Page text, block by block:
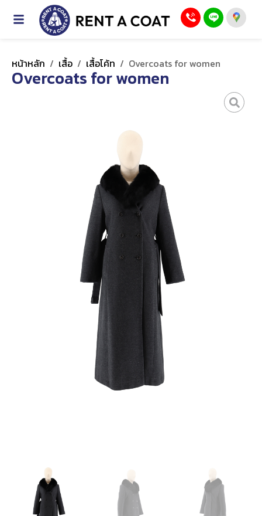
หน้าหลัก / เสื้อ / เสื้อโค้ท / Overcoats for women
Overcoats for women